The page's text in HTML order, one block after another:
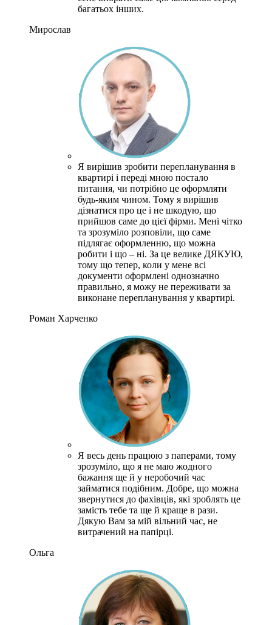
багатьох інших.
Мирослав
Я вирішив зробити перепланування в
квартирі і переді мною постало
питання, чи потрібно це оформляти
будь-яким чином. Тому я вирішив
дізнатися про це і не шкодую, що
прийшов саме до цієї фірми. Мені чітко
та зрозуміло розповіли, що саме
підлягає оформленню, що можна
робити і що – ні. За це велике ДЯКУЮ,
тому що тепер, коли у мене всі
документи оформлені однозначно
правильно, я можу не переживати за
виконане перепланування у квартирі.
Роман Харченко
Я весь день працюю з паперами, тому
зрозуміло, що я не маю жодного
бажання ще й у неробочий час
займатися подібним. Добре, що можна
звернутися до фахівців, які зроблять це
замість тебе та ще й краще в рази.
Дякую Вам за мій вільний час, не
витрачений на папірці.
Ольга